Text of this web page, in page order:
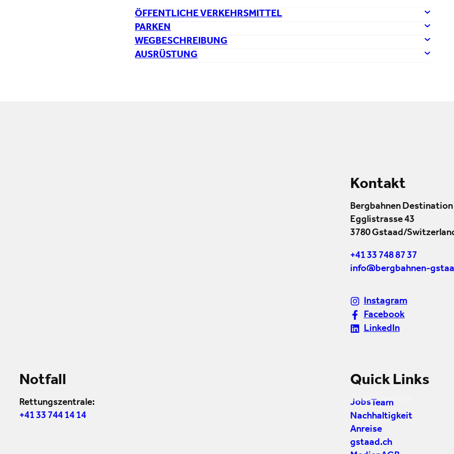
ÖFFENTLICHE VERKEHRSMITTEL
PARKEN
WEGBESCHREIBUNG
AUSRÜSTUNG
Kontakt
Bergbahnen Destination
Egglistrasse 43
3780 Gstaad/
+41 33 748 87 37
info@bergbahnen-
Instagram
Facebook
LinkedIn
Notfall
Rettungszentrale:
+41 33 744 14 14
Quick Links
Jobs Team
Nachhaltigkeit
Anreise
gstaad.ch